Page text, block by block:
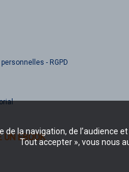
de la navigation, de
Tout accepter », vous nous
- RGPD
UN EBOOK